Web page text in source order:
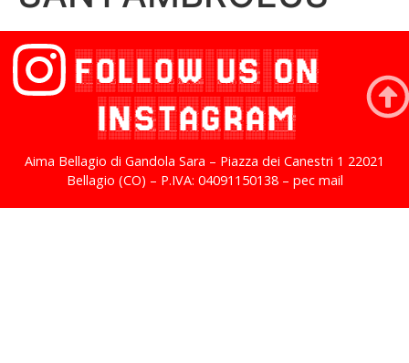
FOLLOW US ON
INSTAGRAM
Aima Bellagio di Gandola Sara – Piazza dei Canestri 1 22021
Bellagio (CO) – P.IVA: 04091150138 – pec mail